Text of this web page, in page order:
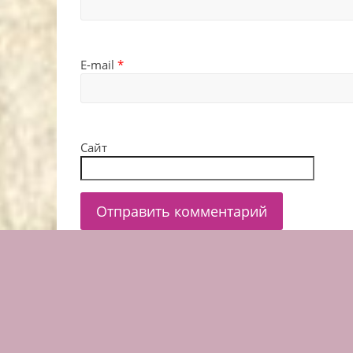
E-mail *
Сайт